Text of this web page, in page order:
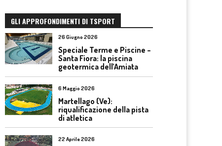
GLI APPROFONDIMENTI DI TSPORT
26 Giugno 2026
Speciale Terme e Piscine –
Santa Fiora: la piscina
geotermica dell’Amiata
6 Maggio 2026
Martellago (Ve):
riqualificazione della pista
di atletica
22 Aprile 2026